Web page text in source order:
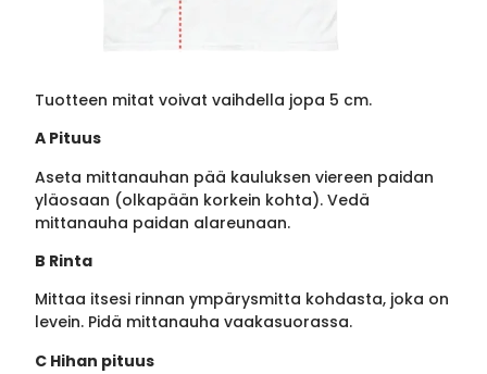
Tuotteen mitat voivat vaihdella jopa 5 cm.
A Pituus
Aseta mittanauhan pää kauluksen viereen paidan
yläosaan (olkapään korkein kohta). Vedä
mittanauha paidan alareunaan.
B Rinta
Mittaa itsesi rinnan ympärysmitta kohdasta, joka on
levein. Pidä mittanauha vaakasuorassa.
C Hihan pituus